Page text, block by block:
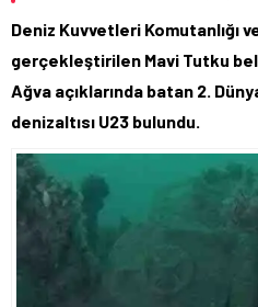
Deniz Kuvvetleri Komutanlığı
gerçekleştirilen Mavi Tutku
Ağva açıklarında batan 2.
denizaltısı U23 bulundu.